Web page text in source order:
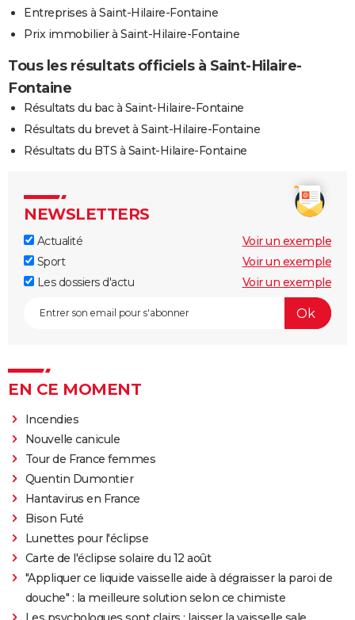
Entreprises à Saint-Hilaire-Fontaine
Prix immobilier à Saint-Hilaire-Fontaine
Tous les résultats officiels à Saint-Hilaire-
Fontaine
Résultats du bac à Saint-Hilaire-Fontaine
Résultats du brevet à Saint-Hilaire-Fontaine
Résultats du BTS à Saint-Hilaire-Fontaine
NEWSLETTERS
Actualité
Voir un exemple
Sport
Voir un exemple
Les dossiers d'actu
Voir un exemple
EN CE MOMENT
Incendies
Nouvelle canicule
Tour de France femmes
Quentin Dumontier
Hantavirus en France
Bison Futé
Lunettes pour l'éclipse
Carte de l'éclipse solaire du 12 août
"Appliquer ce liquide vaisselle aide à dégraisser la paroi de
douche" : la meilleure solution selon ce chimiste